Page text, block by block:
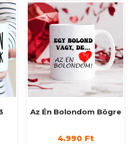
Az Én Bolondom Bögre
4.990 Ft